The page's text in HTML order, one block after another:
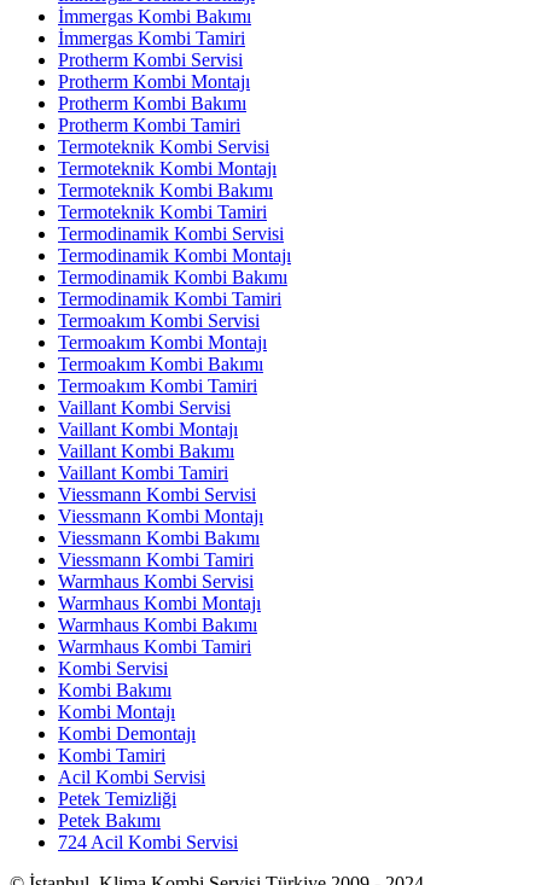
İmmergas Kombi Bakımı
İmmergas Kombi Tamiri
Protherm Kombi Servisi
Protherm Kombi Montajı
Protherm Kombi Bakımı
Protherm Kombi Tamiri
Termoteknik Kombi Servisi
Termoteknik Kombi Montajı
Termoteknik Kombi Bakımı
Termoteknik Kombi Tamiri
Termodinamik Kombi Servisi
Termodinamik Kombi Montajı
Termodinamik Kombi Bakımı
Termodinamik Kombi Tamiri
Termoakım Kombi Servisi
Termoakım Kombi Montajı
Termoakım Kombi Bakımı
Termoakım Kombi Tamiri
Vaillant Kombi Servisi
Vaillant Kombi Montajı
Vaillant Kombi Bakımı
Vaillant Kombi Tamiri
Viessmann Kombi Servisi
Viessmann Kombi Montajı
Viessmann Kombi Bakımı
Viessmann Kombi Tamiri
Warmhaus Kombi Servisi
Warmhaus Kombi Montajı
Warmhaus Kombi Bakımı
Warmhaus Kombi Tamiri
Kombi Servisi
Kombi Bakımı
Kombi Montajı
Kombi Demontajı
Kombi Tamiri
Acil Kombi Servisi
Petek Temizliği
Petek Bakımı
724 Acil Kombi Servisi